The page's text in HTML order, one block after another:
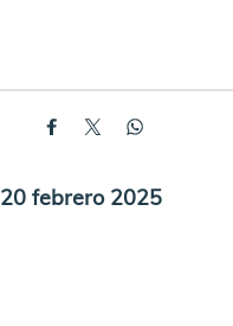
20 febrero 2025